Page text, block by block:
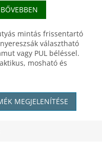
BŐVEBBEN
mintás frissentartó
választható
vagy PUL béléssel.
mosható és
méretben elérhető.
MEGJELENÍTÉSE